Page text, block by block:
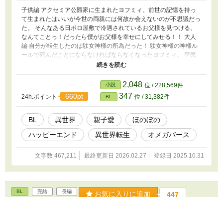
子供編 アクセミア公爵家に生まれたヨフミィ。前世の記憶を持っ
て生まれたはいいが今世の両親には何故か会えないのが不思議だっ
た。 そんなある日ボロ屋敷で冷遇されているお父様を見つける。
なんてことっ！だったら僕がお父様を幸せにしてみせる！！ 大人
編 自分が転生したのは駄女神様の所為だった！ 駄女神様の神様ル
ールで死んだことにならなければならなくなったヨフミィ。 平民
庭師のヨフとして、弟ヘミィネの番をつけらなきゃ！じゃないと大
変なことに！ ※しおり、コメント、エールお気に入り、有難うご
24h.ポイント 660pt
小説 2,048 位 / 228,569件
BL 347 位 / 31,382件
BL 異世界 親子愛
ほのぼの
ハッピーエンド
異世界転生 オメガバース
文字数 467,211 最終更新日 2026.02.27 登録日 2025.10.31
BL 完結 長編 お気に入りに追加 447